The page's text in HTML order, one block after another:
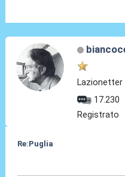
Lazionetter
17.230
Registrato
Re:Puglia